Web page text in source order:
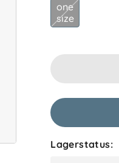
one
size
Lagerstatus: